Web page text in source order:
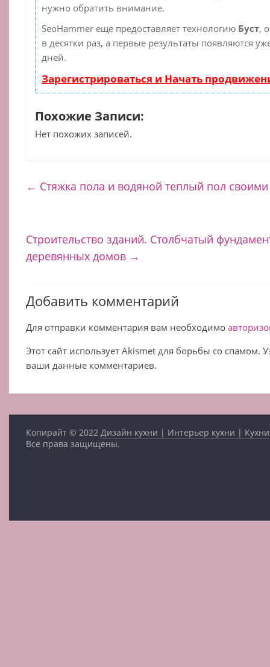
нужно обратить внимание.
SeoHammer еще предоставляет технологию Буст,
в десятки раз, а первые результаты появляются
дней.
Зарегистрироваться и Начать
Похожие Записи:
Нет похожих записей.
← Стяжка пола и водяной теплый пол
Строительство зданий. Столбчатый
деревянных домов →
Добавить комментарий
Для отправки комментария вам необходимо
Этот сайт использует Akismet для борьбы со спамом.
ваши данные комментариев.
Копирайт © 2022 Дизайн кухни | Интерьер кухни |
Все права защищены.